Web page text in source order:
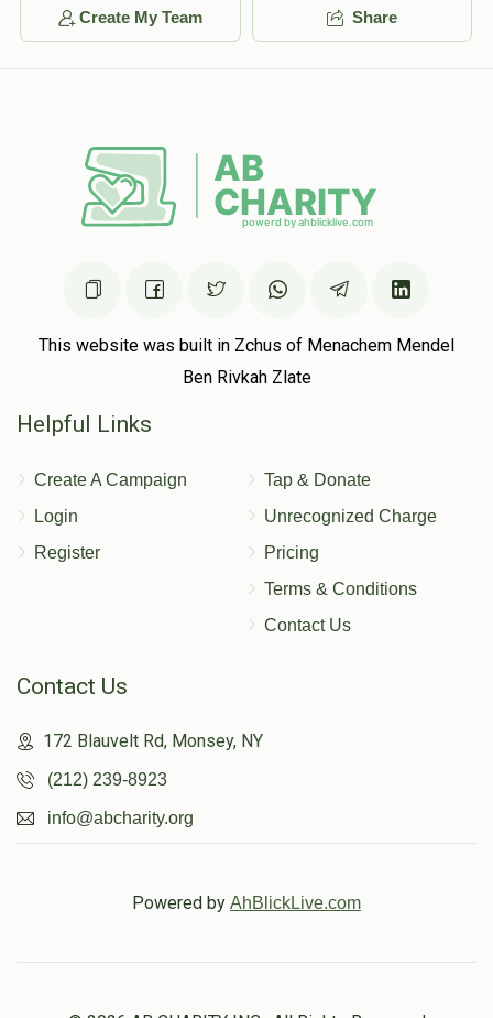
Create My Team Share
This website was built in Zchus of Menachem Mendel
Ben Rivkah Zlate
Helpful Links
Create A Campaign
Login
Register
Tap & Donate
Unrecognized Charge
Pricing
Terms & Conditions
Contact Us
Contact Us
172 Blauvelt Rd, Monsey, NY
(212) 239-8923
info@abcharity.org
Powered by AhBlickLive.com